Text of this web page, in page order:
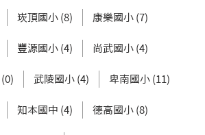
崁頂國小 (8) 康樂國小 (7)
豐源國小 (4) 尚武國小 (4)
武陵國小 (4) 卑南國小 (11)
知本國中 (4) 德高國小 (8)